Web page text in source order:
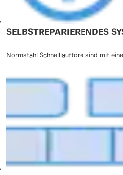
SELBSTREPARIERENDES
Normstahl Schnelllauftore sind mit